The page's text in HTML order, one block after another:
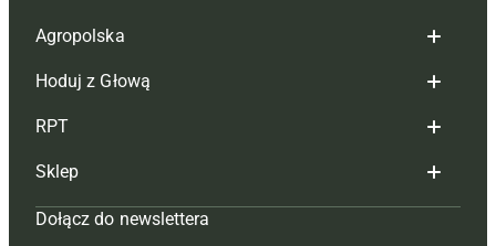
Agropolska
Redakcja
Reklama
Tagi
Mapa serwisu
Hoduj z Głową
Hoduj z głową bydło
Hoduj z głową świnie
Prenumerata
RPT
Redakcja
Prenumerata
Sklep
Czasopisma i prenumerata
Dołącz do newslettera